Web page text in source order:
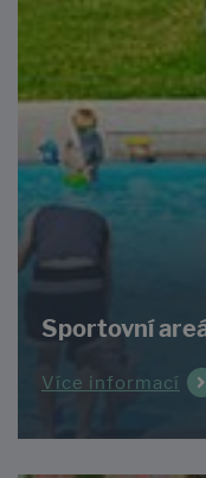
Sportovní
Více informací